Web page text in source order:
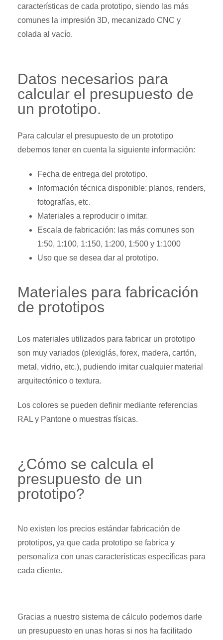
características de cada prototipo, siendo las más
comunes la impresión 3D, mecanizado CNC y
colada al vacío.
Datos necesarios para
calcular el presupuesto de
un prototipo.
Para calcular el presupuesto de un prototipo
debemos tener en cuenta la siguiente información:
Fecha de entrega del prototipo.
Información técnica disponible: planos, renders,
fotografías, etc.
Materiales a reproducir o imitar.
Escala de fabricación: las más comunes son
1:50, 1:100, 1:150, 1:200, 1:500 y 1:1000
Uso que se desea dar al prototipo.
Materiales para fabricación
de prototipos
Los materiales utilizados para fabricar un prototipo
son muy variados (plexiglás, forex, madera, cartón,
metal, vidrio, etc.), pudiendo imitar cualquier material
arquitectónico o textura.
Los colores se pueden definir mediante referencias
RAL y Pantone o muestras físicas.
¿Cómo se calcula el
presupuesto de un
prototipo?
No existen los precios estándar fabricación de
prototipos, ya que cada prototipo se fabrica y
personaliza con unas características específicas para
cada cliente.
Gracias a nuestro sistema de cálculo podemos darle
un presupuesto en unas horas si nos ha facilitado